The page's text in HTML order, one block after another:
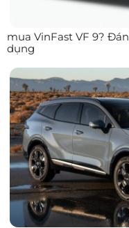
mua VinFast VF 9?
dụng